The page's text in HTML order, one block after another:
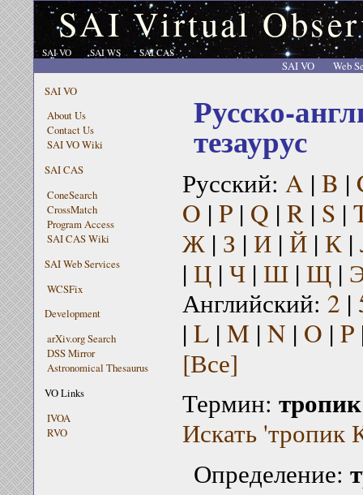
SAI Virtual
SAI VO SAI WS SAI CAS
SAI VO
Web
SAI VO
About Us
Contact Us
SAI VO Wiki
SAI CAS
ConeSearch
CrossMatch
Program Access
SAI CAS Wiki
SAI Web Services
WCSFix
Development
arXiv.org Search
DSS Mirror
Astronomical Thesaurus
VO Links
IVOA
RVO
Русско-
тезаурус
Русский: A | B |
O | P| Q | R| S |
Ж| З | И| Й| К|
| Ц| Ч| Ш| Щ|
Английский: 2 |
| L| M | N | O | P
[Все]
Термин:
Искать 'тропик
Определение: